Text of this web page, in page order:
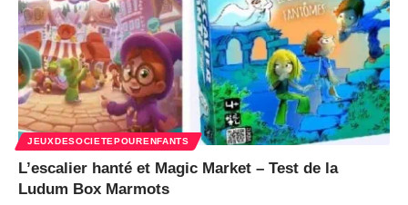
JEUXDESOCIETEPOURENFANTS
L’escalier hanté et Magic Market – Test de la
Ludum Box Marmots